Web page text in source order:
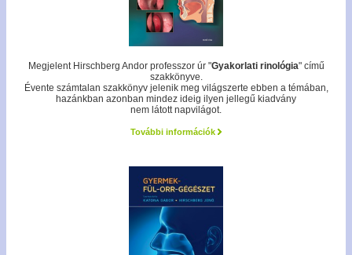
Megjelent Hirschberg Andor professzor úr "Gyakorlati rinológia" című
szakkönyve.
Évente számtalan szakkönyv jelenik meg világszerte ebben a témában,
hazánkban azonban mindez ideig ilyen jellegű kiadvány
nem látott napvilágot.
További információk